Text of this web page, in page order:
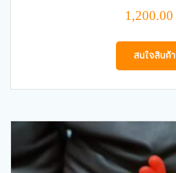
1,200.00
สนใจสินค้า